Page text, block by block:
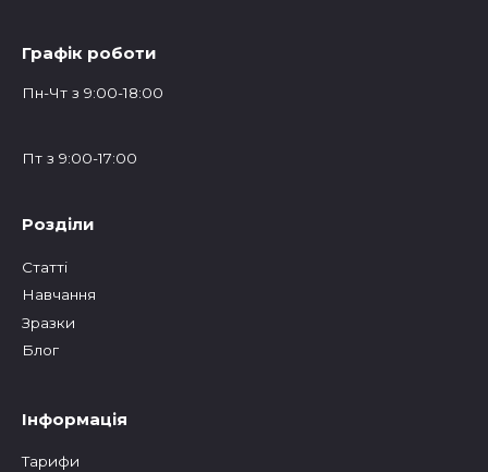
Графік роботи
Пн-Чт з 9:00-18:00
Пт з 9:00-17:00
Розділи
Статтi
Навчання
Зразки
Блог
Інформація
Тарифи